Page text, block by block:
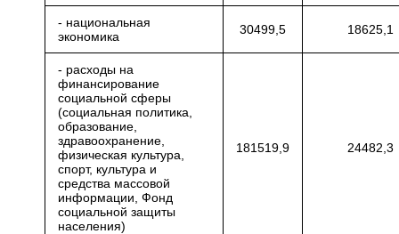
- национальная
экономика
30499,5 18625,1
- расходы на
финансирование
социальной сферы
(социальная политика,
образование,
здравоохранение,
физическая культура,
спорт, культура и
средства массовой
информации, Фонд
социальной защиты
населения)
181519,9 24482,3